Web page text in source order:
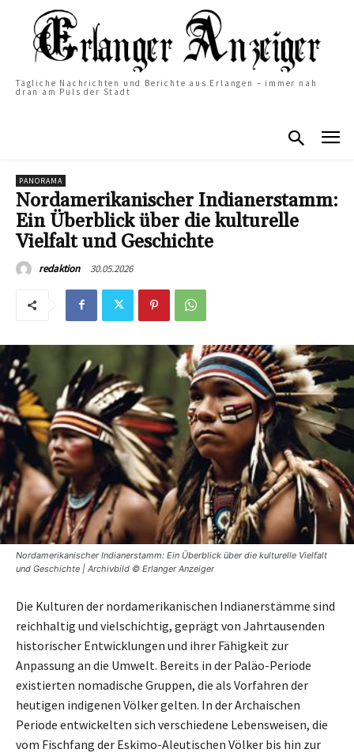
Tägliche Nachrichten und Berichte aus Erlangen – immer nah
dran am Puls der Stadt
PANORAMA
Nordamerikanischer Indianerstamm:
Ein Überblick über die kulturelle
Vielfalt und Geschichte
redaktion 30.05.2026
Nordamerikanischer Indianerstamm: Ein Überblick über die kulturelle Vielfalt
und Geschichte | Archivbild © Erlanger Anzeiger
Die Kulturen der nordamerikanischen Indianerstämme sind
reichhaltig und vielschichtig, geprägt von Jahrtausenden
historischer Entwicklungen und ihrer Fähigkeit zur
Anpassung an die Umwelt. Bereits in der Paläo-Periode
existierten nomadische Gruppen, die als Vorfahren der
heutigen indigenen Völker gelten. In der Archaischen
Periode entwickelten sich verschiedene Lebensweisen, die
vom Fischfang der Eskimo-Aleutischen Völker bis hin zur